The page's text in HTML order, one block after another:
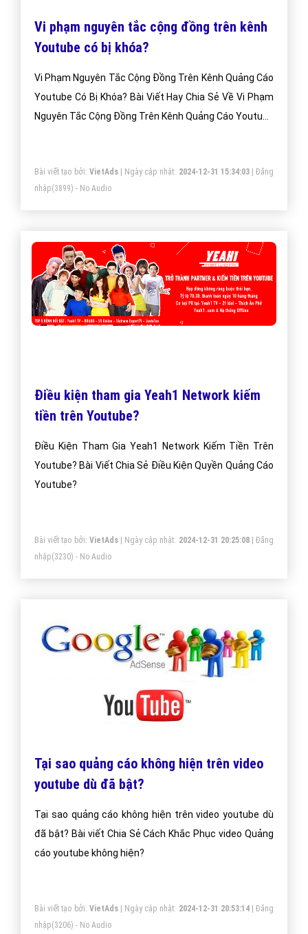
Vi phạm nguyên tắc cộng đồng trên kênh
Youtube có bị khóa?
Vi Phạm Nguyên Tắc Cộng Đồng Trên Kênh Quảng Cáo
Youtube Có Bị Khóa? Bài Viết Hay Chia Sẻ Về Vi Phạm
Nguyên Tắc Cộng Đồng Trên Kênh Quảng Cáo Youtube
Bài viết tạo bởi: VietAds| Ngày cập nhật: 2024-12-31 15:34:03|Đăng
nhập(3899) - No Audio
Điều kiện tham gia Yeah1 Network kiếm
tiền trên Youtube?
Điều Kiện Tham Gia Yeah1 Network Kiếm Tiền Trên
Youtube? Bài Viết Chia Sẻ Điều Kiện Quyền Quảng Cáo
Youtube?
Bài viết tạo bởi: VietAds| Ngày cập nhật: 2024-12-31 20:25:08|Đăng
nhập(3230) - No Audio
Tại sao quảng cáo không hiện trên video
youtube dù đã bật?
Tại sao quảng cáo không hiện trên video youtube dù
đã bật? Bài viết Chia Sẻ Cách Khắc Phục video Quảng
cáo youtube không hiện?
Bài viết tạo bởi: VietAds| Ngày cập nhật: 2024-12-31 20:53:14|Đăng
nhập(3206) - No Audio